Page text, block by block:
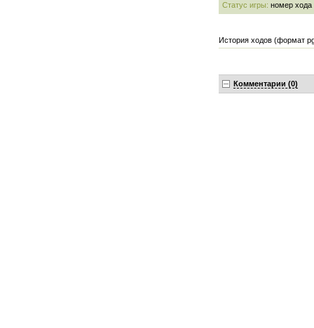
Статус игры: номер хода
История ходов (формат
Комментарии (0)